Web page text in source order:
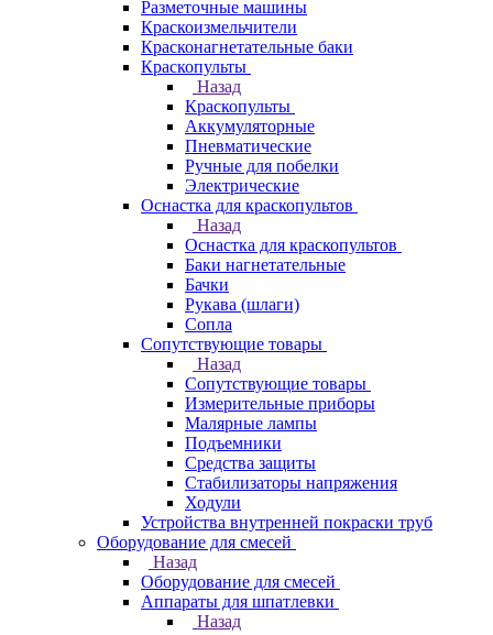
Разметочные машины
Краскоизмельчители
Красконагнетательные баки
Краскопульты
Назад
Краскопульты
Аккумуляторные
Пневматические
Ручные для побелки
Электрические
Оснастка для краскопультов
Назад
Оснастка для краскопультов
Баки нагнетательные
Бачки
Рукава (шлаги)
Сопла
Сопутствующие товары
Назад
Сопутствующие товары
Измерительные приборы
Малярные лампы
Подъемники
Средства защиты
Стабилизаторы напряжения
Ходули
Устройства внутренней покраски труб
Оборудование для смесей
Назад
Оборудование для смесей
Аппараты для шпатлевки
Назад